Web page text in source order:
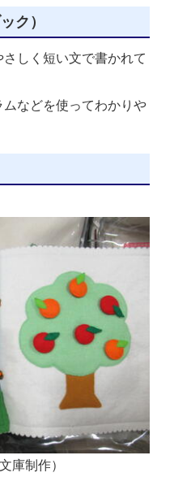
ク）
しく短い文で書かれて
などを使ってわかりや
庫制作）